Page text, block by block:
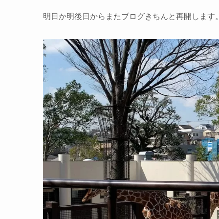
明日か明後日からまたブログきちんと再開します